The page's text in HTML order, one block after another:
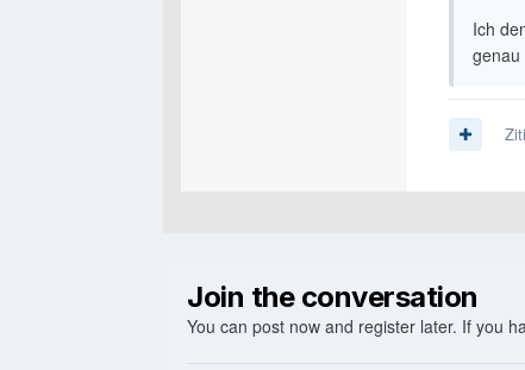
Ich
genau
Join the conversation
You can post now and register later. If you